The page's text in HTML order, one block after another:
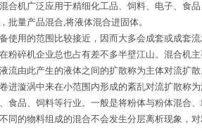
机广泛应用于精细化工品、饲料、电子、食
量产品混合,将液体混合进固体。
用的范围比较接近，因而大多会成套或成套流
机企业总也占有差不多半壁江山。混合机
由此产生的液体之间的扩散称为主体对流扩
漩涡中来在小范围内形成的紊乱对流扩散称为
品、饲料等行业。一般是将粉体与粉体混合、
物料组成的混合不会发生分层离析现象，